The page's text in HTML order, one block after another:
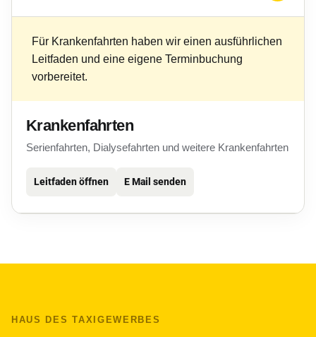
Für Krankenfahrten haben wir einen ausführlichen
Leitfaden und eine eigene Terminbuchung
vorbereitet.
Krankenfahrten
Serienfahrten, Dialysefahrten und weitere Krankenfahrten
Leitfaden öffnen E Mail senden
HAUS DES TAXIGEWERBES